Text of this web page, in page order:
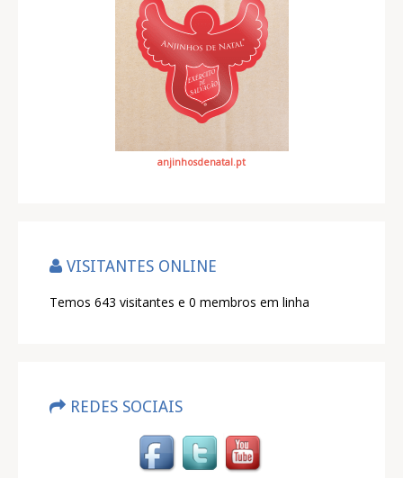
anjinhosdenatal.pt
VISITANTES ONLINE
Temos 643 visitantes e 0 membros em linha
REDES SOCIAIS